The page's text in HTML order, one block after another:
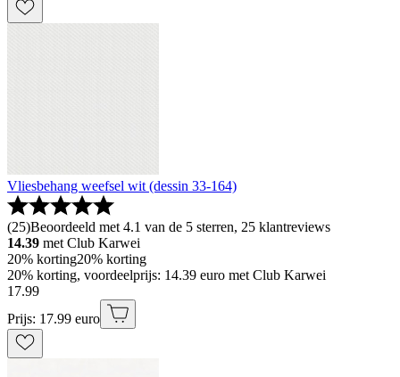
Vliesbehang weefsel wit (dessin 33-164)
(25)Beoordeeld met 4.1 van de 5 sterren, 25 klantreviews
14.39 met Club Karwei
20% korting20% korting
20% korting, voordeelprijs: 14.39 euro met Club Karwei
17.99
Prijs: 17.99 euro